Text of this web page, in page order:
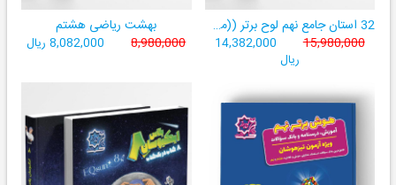
32 استان جامع نهم لوح برتر ((مجموعه آزمون‌های وروردی دبیرستان‌های نمونه‌دولتی 31 استان کشور+ فیلم‌های آموزشی +سامانۀ آزمون ساز آنلاین))
15,980,000
14,382,000
ریال
بهشت ریاضی هشتم
8,980,000 8,082,000 ریال